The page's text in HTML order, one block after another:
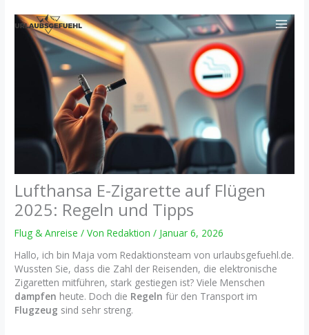
Inhalt
springen
Lufthansa E-Zigarette auf Flügen
2025: Regeln und Tipps
Flug & Anreise / VonRedaktion/ Januar 6, 2026
Hallo, ich bin Maja vom Redaktionsteam von urlaubsgefuehl.de.
Wussten Sie, dass die Zahl der Reisenden, die elektronische
Zigaretten mitführen, stark gestiegen ist? Viele Menschen
dampfen heute. Doch die Regeln für den Transport im
Flugzeug sind sehr streng.